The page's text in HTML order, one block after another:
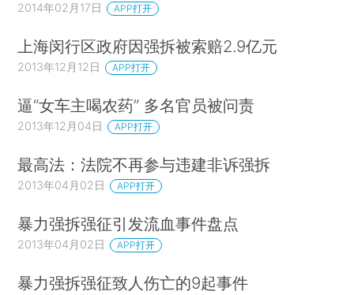
2014年02月17日 APP打开
上海闵行区政府因强拆被索赔2.9亿元
2013年12月12日 APP打开
逼“女车主喝农药” 多名官员被问责
2013年12月04日 APP打开
最高法：法院不再参与违建非诉强拆
2013年04月02日 APP打开
暴力强拆强征引发流血事件盘点
2013年04月02日 APP打开
暴力强拆强征致人伤亡的9起事件